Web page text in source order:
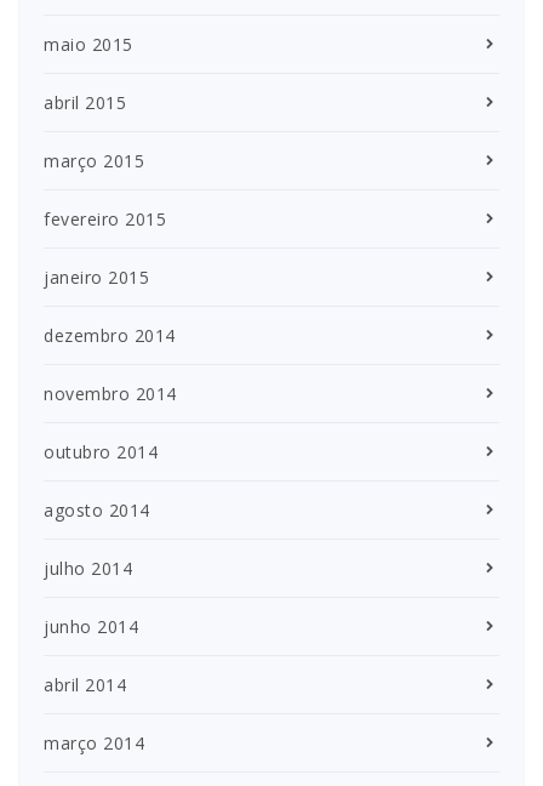
maio 2015
abril 2015
março 2015
fevereiro 2015
janeiro 2015
dezembro 2014
novembro 2014
outubro 2014
agosto 2014
julho 2014
junho 2014
abril 2014
março 2014